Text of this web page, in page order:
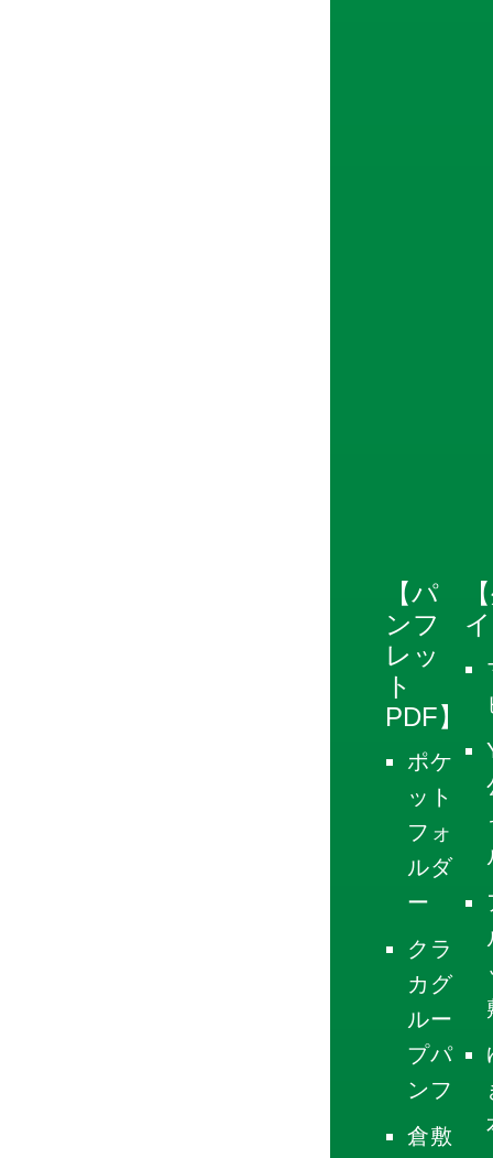
【パ
ンフ
レッ
ト
PDF】
ポケ
ット
フォ
ルダ
ー
クラ
カグ
ルー
プパ
ンフ
倉敷